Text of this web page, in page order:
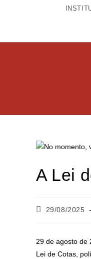
A Lei
29/08/2025
29 de agosto de
Lei de Cotas,